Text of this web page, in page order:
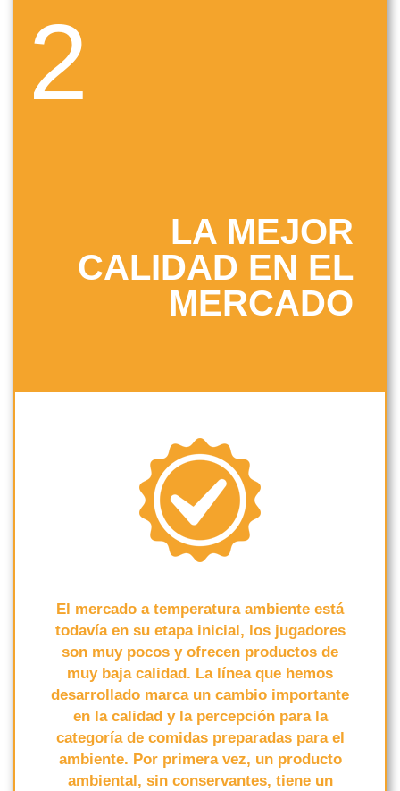
2
LA MEJOR
CALIDAD EN EL
MERCADO
El mercado a temperatura ambiente está
todavía en su etapa inicial, los jugadores
son muy pocos y ofrecen productos de
muy baja calidad. La línea que hemos
desarrollado marca un cambio importante
en la calidad y la percepción para la
categoría de comidas preparadas para el
ambiente. Por primera vez, un producto
ambiental, sin conservantes, tiene un